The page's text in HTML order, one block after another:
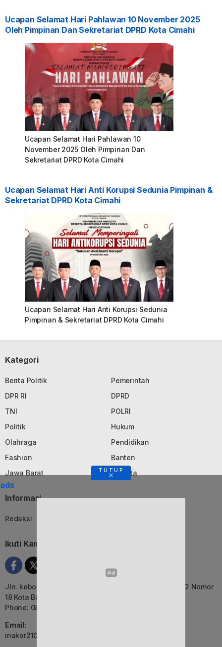
Ucapan Selamat Hari Pahlawan 10 November 2025
Oleh Pimpinan Dan Sekretariat DPRD Kota Cimahi
Ucapan Selamat Hari Pahlawan 10
November 2025 Oleh Pimpinan Dan
Sekretariat DPRD Kota Cimahi
Ucapan Selamat Hari Anti Korupsi Sedunia Pimpinan &
Sekretariat DPRD Kota Cimahi
Ucapan Selamat Hari Anti Korupsi Sedunia
Pimpinan & Sekretariat DPRD Kota Cimahi
Kategori
Berita Politik
Pemerintah
DPR RI
DPRD
TNI
POLRI
Politik
Hukum
Olahraga
Pendidikan
Fashion
Banten
Jawa Barat
Jakarta
Informasi
Redaksi
Ikuti Kami
Jln. kebon Jati, Komplek Ruko Luxor Permai Kavling 22 Nomor
18 Kota Bandung, Jawa Barat
Phone: 082116055552
Email:
inakor2105@gmail.com (Redaksi)
TUTUP
ads